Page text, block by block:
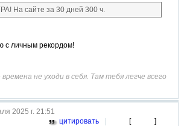
На сайте за 30 дней 300 ч.
с личным рекордом!
не уходи в себя. Там тебя легче всего
2025 г. 21:51
цитировать
| [ ]